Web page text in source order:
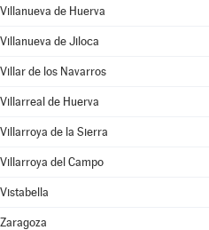
Villanueva de Huerva
Villanueva de Jiloca
Villar de los Navarros
Villarreal de Huerva
Villarroya de la Sierra
Villarroya del Campo
Vistabella
Zaragoza